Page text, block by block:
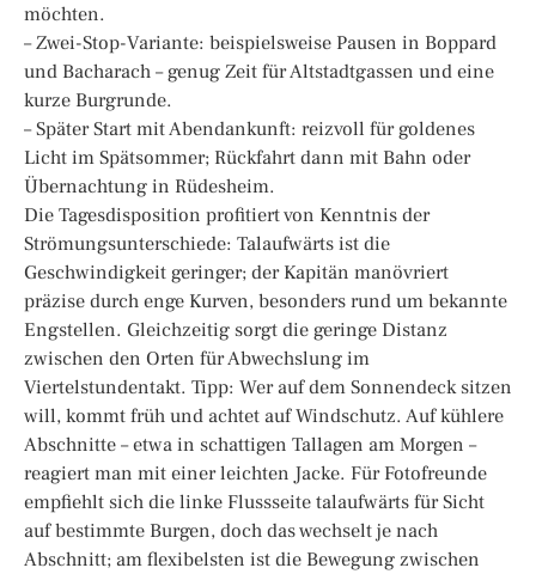
möchten.
– Zwei-Stop-Variante: beispielsweise Pausen in Boppard
und Bacharach – genug Zeit für Altstadtgassen und eine
kurze Burgrunde.
– Später Start mit Abendankunft: reizvoll für goldenes
Licht im Spätsommer; Rückfahrt dann mit Bahn oder
Übernachtung in Rüdesheim.
Die Tagesdisposition profitiert von Kenntnis der
Strömungsunterschiede: Talaufwärts ist die
Geschwindigkeit geringer; der Kapitän manövriert
präzise durch enge Kurven, besonders rund um bekannte
Engstellen. Gleichzeitig sorgt die geringe Distanz
zwischen den Orten für Abwechslung im
Viertelstundentakt. Tipp: Wer auf dem Sonnendeck sitzen
will, kommt früh und achtet auf Windschutz. Auf kühlere
Abschnitte – etwa in schattigen Tallagen am Morgen –
reagiert man mit einer leichten Jacke. Für Fotofreunde
empfiehlt sich die linke Flussseite talaufwärts für Sicht
auf bestimmte Burgen, doch das wechselt je nach
Abschnitt; am flexibelsten ist die Bewegung zwischen